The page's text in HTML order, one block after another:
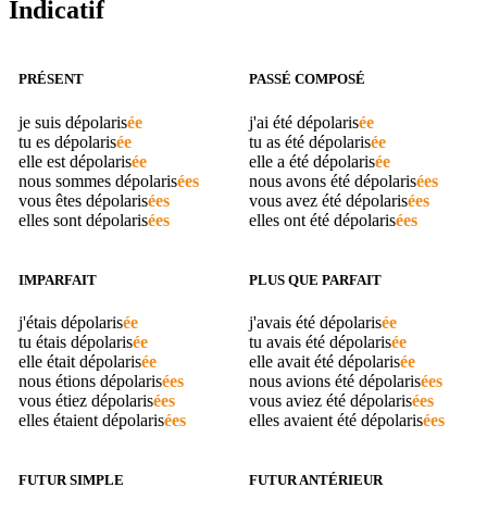
Indicatif
PRÉSENT
je suis dépolarisée
tu es dépolarisée
elle est dépolarisée
nous sommes dépolarisées
vous êtes dépolarisées
elles sont dépolarisées
PASSÉ COMPOSÉ
j'ai été dépolarisée
tu as été dépolarisée
elle a été dépolarisée
nous avons été dépolarisées
vous avez été dépolarisées
elles ont été dépolarisées
IMPARFAIT
j'étais dépolarisée
tu étais dépolarisée
elle était dépolarisée
nous étions dépolarisées
vous étiez dépolarisées
elles étaient dépolarisées
PLUS QUE PARFAIT
j'avais été dépolarisée
tu avais été dépolarisée
elle avait été dépolarisée
nous avions été dépolarisées
vous aviez été dépolarisées
elles avaient été dépolarisées
FUTUR SIMPLE FUTUR ANTÉRIEUR